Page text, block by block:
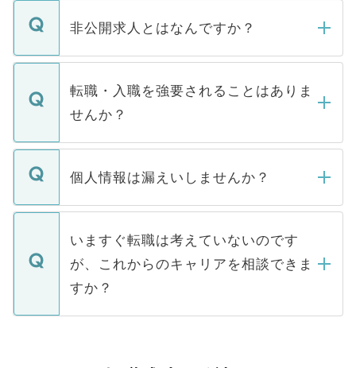
ご登録いただきましたら、弊社担当者がご
登録内容を確認し、その後メールもしくは
ます。通常、5営業日以内にはご連絡をせて
いただきますので、しばらくお待ちくださ
い。
非公開求人とはなんですか？
マイナビDOCTORで取り扱っている求人の
うち約3割は、Webサイトからご覧いただ
けない「非公開求人」です。非公開求人は
下記の理由によって、一般には公開してい
ません。
■応募殺到を避けるため 人気のある医療機
関を公にしてしまうと、応募が殺到する場
に、医療機関が求める条件に合った人材の
みを人材紹介会社に依頼するケースが増え
ています。
転職・入職を強要されることはありま
せんか？
転職・入職を強要することは一切ありませ
ん。また、仮に応募先から内定をいただい
定を承諾する必要はありません。内定先へ
の辞退の連絡はキャリアパートナーが行い
ますので、ご安心ください。
個人情報は漏えいしませんか？
個人情報が漏えいすることはありませんの
で、ご安心ください。当サイトからの登録
などで収集したご登録者様の個人情報は、
ご本人のキャリアアップおよび転職活動の
支援を目的に使用いたします。お預かりし
ているすべての個人データはご本人の許可
いますぐ転職は考えていないのです
が、これからのキャリアを相談できま
すか？